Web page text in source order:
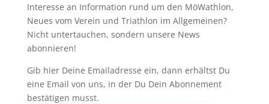
Interesse an Information rund um den MöWathlon,
Neues vom Verein und Triathlon im Allgemeinen?
Nicht untertauchen, sondern unsere News
abonnieren!
Gib hier Deine Emailadresse ein, dann erhältst Du
eine Email von uns, in der Du Dein Abonnement
bestätigen musst.